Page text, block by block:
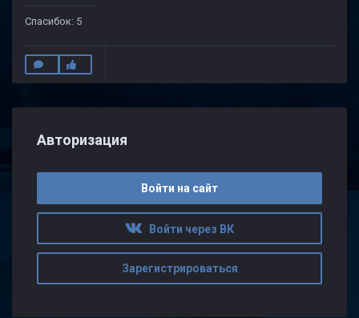
Спасибок: 5
Авторизация
Войти на сайт
Войти через ВК
Зарегистрироваться